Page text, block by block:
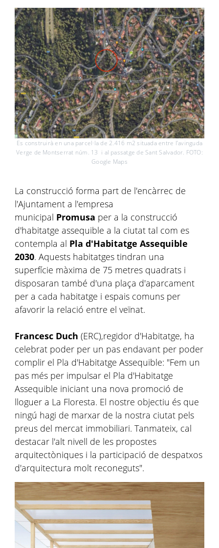
Es construirà en una parcel·la de 2.416 m2 situada entre l’avinguda
Verge de Montserrat núm. 13 i al passatge de Sant Salvador. FOTO:
Google Maps
La construcció forma part de l'encàrrec de
l'Ajuntament a l'empresa
municipal Promusa per a la construcció
d'habitatge assequible a la ciutat tal com es
contempla al Pla d'Habitatge Assequible
2030. Aquests habitatges tindran una
superfície màxima de 75 metres quadrats i
disposaran també d'una plaça d'aparcament
per a cada habitatge i espais comuns per
afavorir la relació entre el veïnat.
Francesc Duch (ERC),regidor d'Habitatge, ha
celebrat poder per un pas endavant per poder
complir el Pla d'Habitatge Assequible: "Fem un
pas més per impulsar el Pla d'Habitatge
Assequible iniciant una nova promoció de
lloguer a La Floresta. El nostre objectiu és que
ningú hagi de marxar de la nostra ciutat pels
preus del mercat immobiliari. Tanmateix, cal
destacar l'alt nivell de les propostes
arquitectòniques i la participació de despatxos
d'arquitectura molt reconeguts".